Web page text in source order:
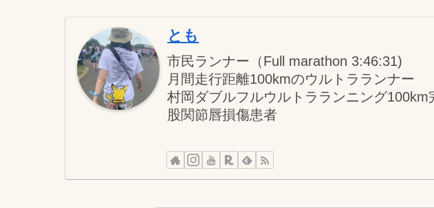
とも
市民ランナー（Full marathon 3:46:31)
月間走行距離100kmのウルトラランナー
村岡ダブルフルウルトラランニング100km
股関節唇損傷患者